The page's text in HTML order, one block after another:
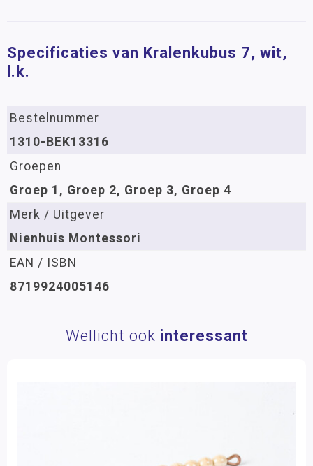
Specificaties van Kralenkubus 7, wit,
l.k.
Bestelnummer
1310-BEK13316
Groepen
Groep 1, Groep 2, Groep 3, Groep 4
Merk / Uitgever
Nienhuis Montessori
EAN / ISBN
8719924005146
Wellicht ook interessant